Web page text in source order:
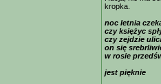
kropka.
noc letnia
czy księżyc
czy zejdzie
on się
w rosie
jest pięknie